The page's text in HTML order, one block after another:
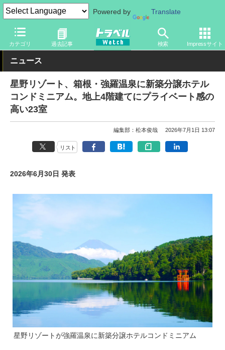
Powered by Translate
カテゴリ 過去記事 検索 Impressサイト
トラベル Watch 地域 国内旅行 神奈川
ニュース
星野リゾート、箱根・強羅温泉に新築分譲ホテル
コンドミニアム。地上4階建てにプライベート感の
高い23室
編集部：松本俊哉 2026年7月1日 13:07
リスト
2026年6月30日 発表
星野リゾートが強羅温泉に新築分譲ホテルコンドミニアム